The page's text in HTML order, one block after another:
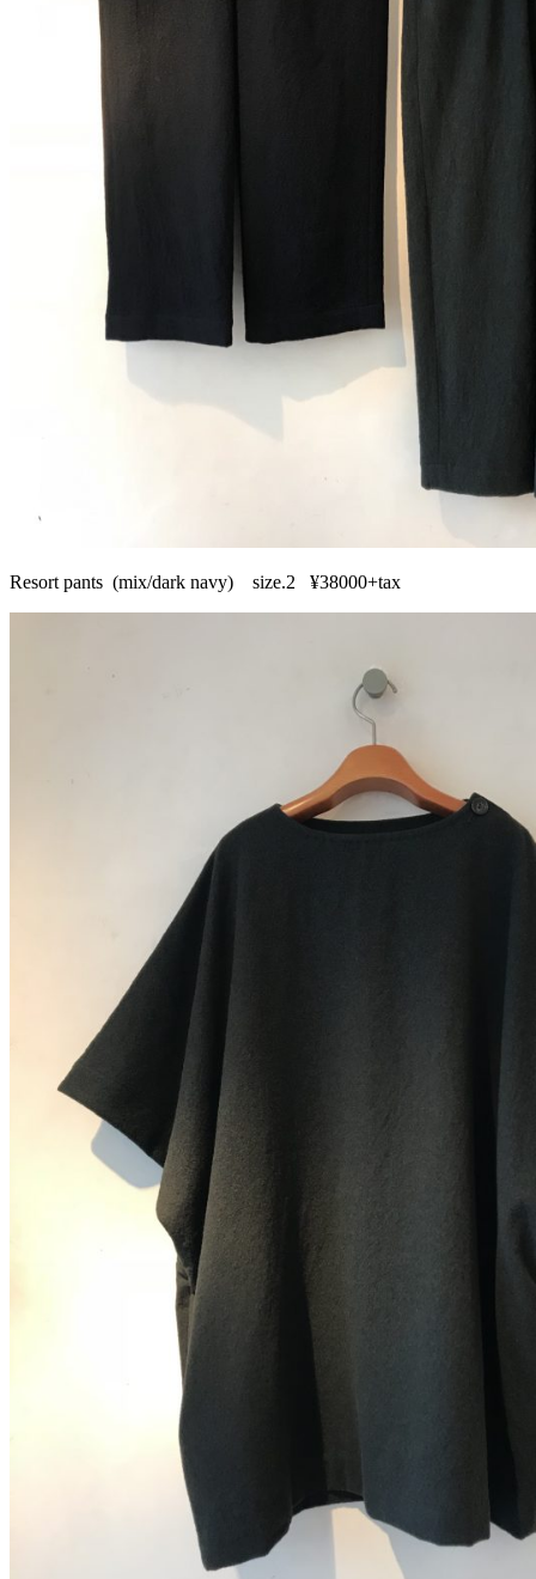
Resort pants (mix/dark navy) size.2 ¥38000+tax